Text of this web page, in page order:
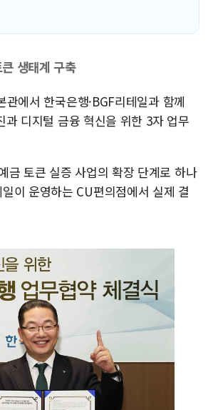
생태계 구축
에서 한국은행·BGF리테일과 함께
디지털 금융 혁신을 위한 3자 업무
금 토큰 실증 사업의 확장 단계로 하나
이 운영하는 CU편의점에서 실제 결